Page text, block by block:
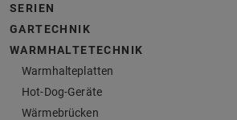
SERIEN
GARTECHNIK
WARMHALTETECHNIK
Warmhalteplatten
Hot-Dog-Geräte
Wärmebrücken